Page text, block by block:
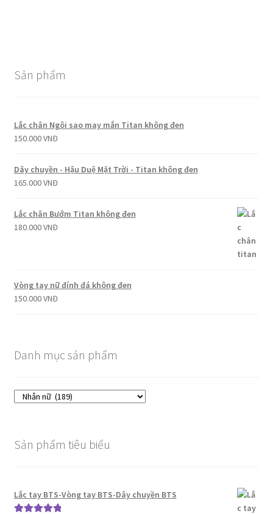
Sản phẩm
Lắc chân Ngôi sao may mắn Titan không đen
150.000VNĐ
Dây chuyền - Hậu Duệ Mặt Trời - Titan không đen
165.000VNĐ
Lắc chân Bướm Titan không đen
180.000VNĐ
Vòng tay nữ đính đá không đen
150.000VNĐ
Danh mục sản phẩm
Sản phẩm tiêu biểu
Lắc tay BTS-Vòng tay BTS-Dây chuyền BTS